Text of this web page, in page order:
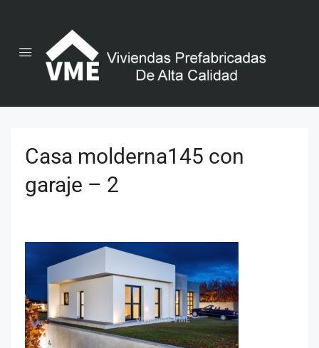
Casa molderna145 con
garaje – 2